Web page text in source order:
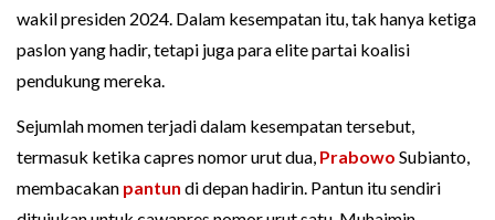
wakil presiden 2024. Dalam kesempatan itu, tak hanya ketiga
paslon yang hadir, tetapi juga para elite partai koalisi
pendukung mereka.
Sejumlah momen terjadi dalam kesempatan tersebut,
termasuk ketika capres nomor urut dua, Prabowo Subianto,
membacakan pantun di depan hadirin. Pantun itu sendiri